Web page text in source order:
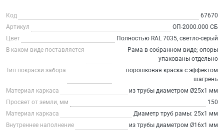
Код
67670
Артикул
ОП-2000.000 СБ
Цвет
Полностью RAL 7035, светло-серый
В каком виде поставляется
Рама в собранном виде; опоры
упакованы отдельно
Тип покраски забора
порошковая краска с эффектом
шагрень
Материал каркаса
из трубы диаметром Ø25х1 мм
Просвет от земли, мм
150
Материал каркаса
Диаметр труб рамы: 25х1 мм
Внутреннее наполнение
из трубы диаметром Ø16х1 мм